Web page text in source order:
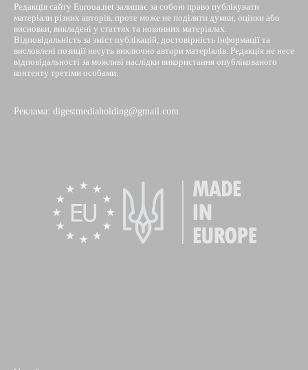
Редакція сайту Euroua.net залишає за собою право публікувати
матеріали різних авторів, проте може не поділяти думки, оцінки або
висновки, викладені у статтях та новинних матеріалах.
Відповідальність за зміст публікацій, достовірність інформації та
висловлені позиції несуть виключно автори матеріалів. Редакція не несе
відповідальності за можливі наслідки використання опублікованого
контенту третіми особами.
Реклама: digestmediaholding@gmail.com